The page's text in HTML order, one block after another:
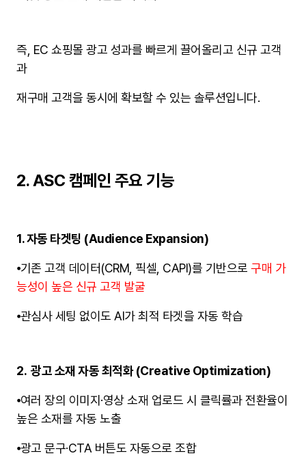
즉, EC 쇼핑몰 광고 성과를 빠르게 끌어올리고 신규 고객
과
재구매 고객을 동시에 확보할 수 있는 솔루션입니다.
2. ASC 캠페인 주요 기능
1. 자동 타겟팅 (Audience Expansion)
⦁기존 고객 데이터(CRM, 픽셀, CAPI)를 기반으로 구매 가
능성이 높은 신규 고객 발굴
⦁관심사 세팅 없이도 AI가 최적 타겟을 자동 학습
2. 광고 소재 자동 최적화 (Creative Optimization)
⦁여러 장의 이미지·영상 소재 업로드 시 클릭률과 전환율이
높은 소재를 자동 노출
⦁광고 문구·CTA 버튼도 자동으로 조합